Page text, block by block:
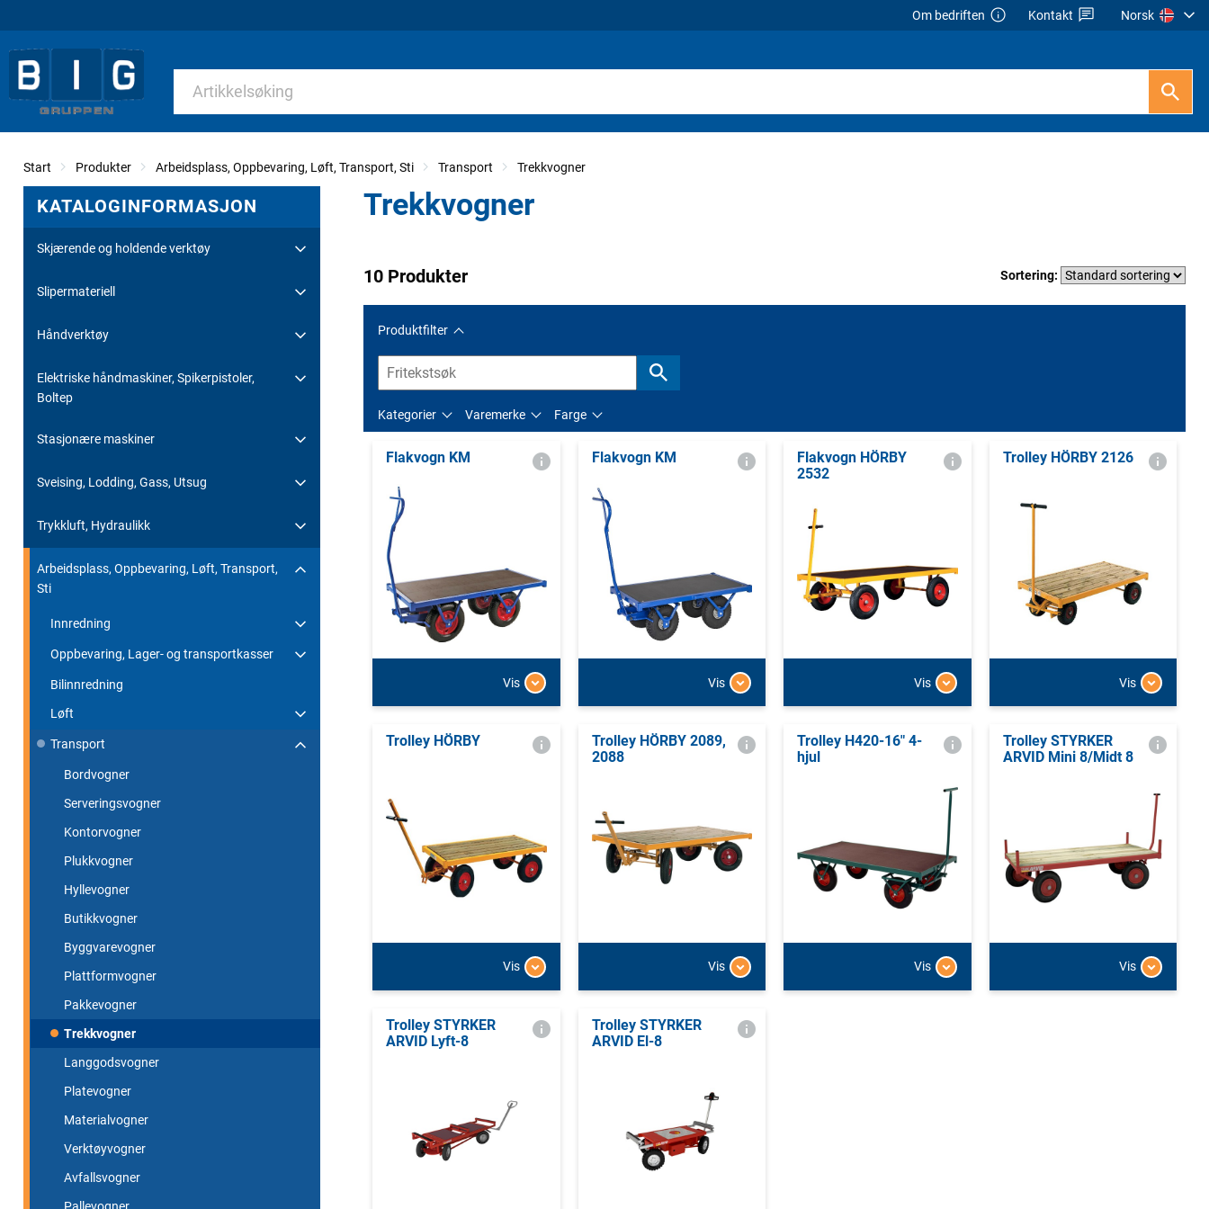
Om bedriften Kontakt Norsk
Start Produkter Arbeidsplass, Oppbevaring, Løft, Transport, Sti Transport Trekkvogner
KATALOGINFORMASJON
Skjærende og holdende verktøy
Slipermateriell
Håndverktøy
Elektriske håndmaskiner, Spikerpistoler,
Boltep
Stasjonære maskiner
Sveising, Lodding, Gass, Utsug
Trykkluft, Hydraulikk
Arbeidsplass, Oppbevaring, Løft, Transport,
Sti
Innredning
Oppbevaring, Lager- og transportkasser
Bilinnredning
Løft
Transport
Bordvogner
Serveringsvogner
Kontorvogner
Plukkvogner
Hyllevogner
Butikkvogner
Byggvarevogner
Plattformvogner
Pakkevogner
Trekkvogner
Langgodsvogner
Platevogner
Materialvogner
Verktøyvogner
Avfallsvogner
Trekkvogner
10 Produkter Sortering:
Produktfilter
Kategorier Varemerke Farge
Flakvogn KM
Vis
Flakvogn KM
Vis
Flakvogn HÖRBY
2532
Vis
Trolley HÖRBY 2126
Vis
Trolley HÖRBY
Vis
Trolley HÖRBY 2089,
2088
Vis
Trolley H420-16" 4-
hjul
Vis
Trolley STYRKER
ARVID Mini 8/Midt 8
Vis
Trolley STYRKER
ARVID Lyft-8
Trolley STYRKER
ARVID El-8